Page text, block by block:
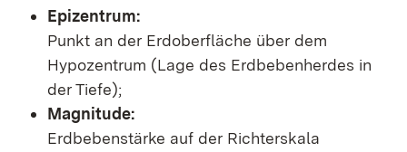
Epizentrum:
Punkt an der Erdoberfläche über dem
Hypozentrum (Lage des Erdbebenherdes in
der Tiefe);
Magnitude:
Erdbebenstärke auf der Richterskala